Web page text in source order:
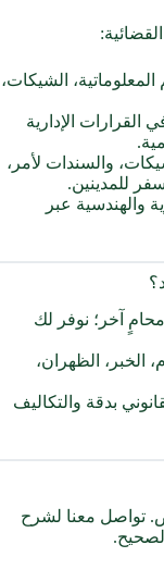
المعلوماتية، الشيكات،
القرارات الإدارية
والسندات لأمر،
للمدينين.
والهندسية عبر
آخر؛ نوفر لك
الخبر، الظهران،
بدقة والتكاليف
تواصل معنا لشرح